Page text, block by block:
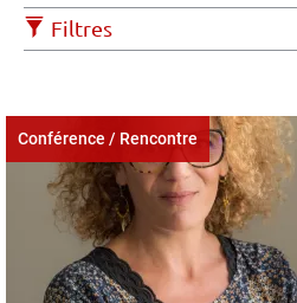
Filtres
Conférence / Rencontre